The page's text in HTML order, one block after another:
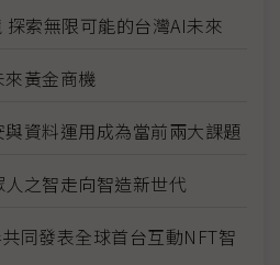
索無限可能的台灣AI未來
黃金商機
資料運用成為當前兩大課題
之智走向智造新世代
同發表全球首台互動NFT智